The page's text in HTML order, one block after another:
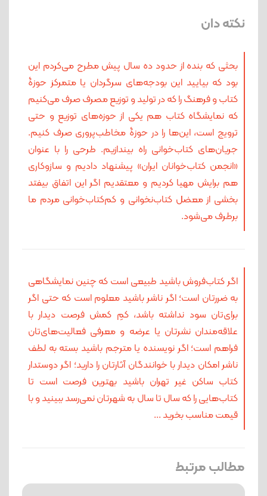
نکته دان
بحثی که بنده از حدود ده سال پیش مطرح می‌کردم این
بود که بیایید این بودجه‌های سرگردان یا متمرکز حوزۀ
کتاب و فرهنگ را که در تولید و توزیع مصرف صرف می‌کنیم
که نمایشگاه کتاب هم یکی از حوزه‌های توزیع و حتی
ترویج است، این‌ها را در حوزۀ مخاطب‌پروری صرف کنیم.
جریان‌های کتاب‌خوانی راه بیندازیم. طرحی را با عنوان
«انجمن کتاب‌خوانان ایران» پیشنهاد دادیم و سازوکاری
هم برایش مهیا کردیم و معتقدیم اگر این اتفاق بیفتد
بخشی از معضل کتاب‌‌نخوانی و کم‌‌کتاب‌خوانی مردم ما
برطرف می‌شود.
اگر کتاب‌فروش باشید طبیعی است که چنین نمایشگاهی
به ضررتان است؛ اگر ناشر باشید معلوم است که حتی اگر
برای‌تان سود نداشته باشد، کمِ کمش فرصت دیدار با
علاقه‌مندان نشرتان یا عرضه و معرفی فعالیت‌های‌تان
فراهم است؛ اگر نویسنده یا مترجم باشید بسته به لطف
ناشر امکان دیدار با خوانندگان آثارتان را دارید؛ اگر دوستدار
کتاب ساکن غیر تهران باشید بهترین فرصت است تا
کتاب‌هایی را که سال تا سال به شهرتان نمی‌رسد ببینید و با
قیمت مناسب بخرید ...
مطالب مرتبط